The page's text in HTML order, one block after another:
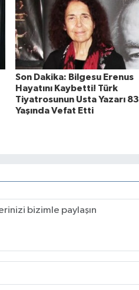
Son Dakika: Bilgesu Erenus
Hayatını Kaybetti! Türk
Tiyatrosunun Usta Yazarı 83
Yaşında Vefat Etti